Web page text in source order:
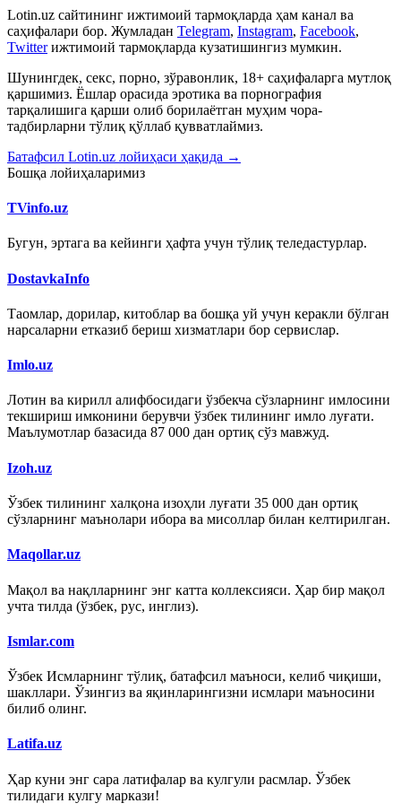
Lotin.uz сайтининг ижтимоий тармоқларда ҳам канал ва
саҳифалари бор. Жумладан Telegram, Instagram, Facebook,
Twitter ижтимоий тармоқларда кузатишингиз мумкин.
Шунингдек, секс, порно, зўравонлик, 18+ саҳифаларга мутлоқ
қаршимиз. Ёшлар орасида эротика ва порнография
тарқалишига қарши олиб борилаётган муҳим чора-
тадбирларни тўлиқ қўллаб қувватлаймиз.
Батафсил Lotin.uz лойиҳаси ҳақида →
Бошқа лойиҳаларимиз
TVinfo.uz
Бугун, эртага ва кейинги ҳафта учун тўлиқ теледастурлар.
DostavkaInfo
Таомлар, дорилар, китоблар ва бошқа уй учун керакли бўлган
нарсаларни етказиб бериш хизматлари бор сервислар.
Imlo.uz
Лотин ва кирилл алифбосидаги ўзбекча сўзларнинг имлосини
текшириш имконини берувчи ўзбек тилининг имло луғати.
Маълумотлар базасида 87 000 дан ортиқ сўз мавжуд.
Izoh.uz
Ўзбек тилининг халқона изоҳли луғати 35 000 дан ортиқ
сўзларнинг маънолари ибора ва мисоллар билан келтирилган.
Maqollar.uz
Мақол ва нақлларнинг энг катта коллексияси. Ҳар бир мақол
учта тилда (ўзбек, рус, инглиз).
Ismlar.com
Ўзбек Исмларнинг тўлиқ, батафсил маъноси, келиб чиқиши,
шакллари. Ўзингиз ва яқинларингизни исмлари маъносини
билиб олинг.
Latifa.uz
Ҳар куни энг сара латифалар ва кулгули расмлар. Ўзбек
тилидаги кулгу маркази!